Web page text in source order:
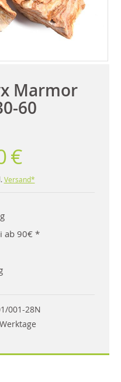
Marmor
60
€
Versand*
ab 90€ *
001-28N